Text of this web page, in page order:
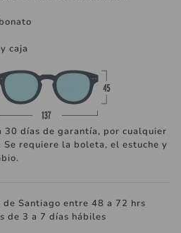
caja
30 días de garantía, por cualquier
requiere la boleta, el estuche y
de Santiago entre 48 a 72 hrs
de 3 a 7 días hábiles